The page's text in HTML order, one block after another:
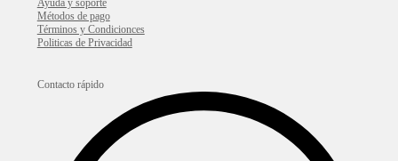
Ayuda y soporte
Métodos de pago
Términos y Condicionces
Politicas de Privacidad
Contacto rápido